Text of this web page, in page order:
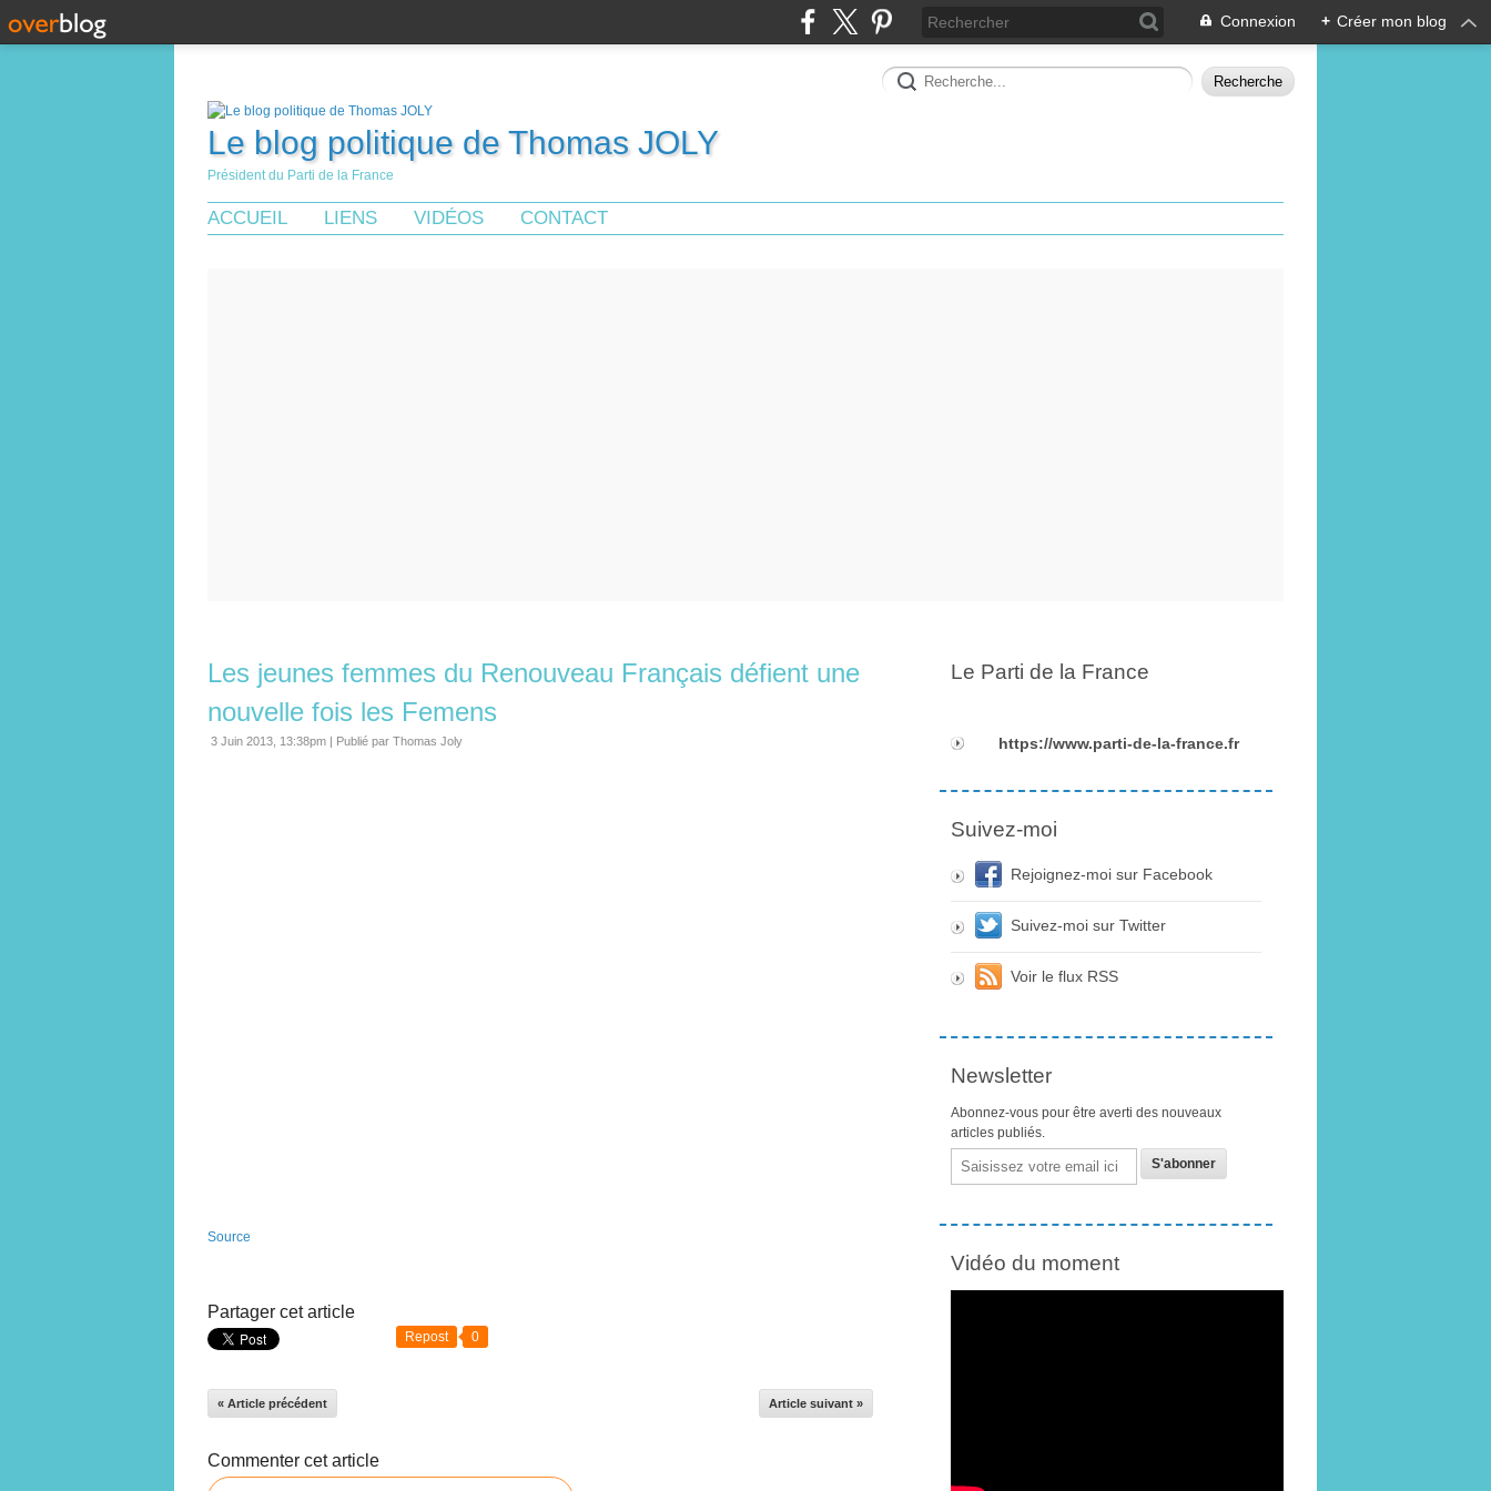
Connexion + Créer mon blog
Le blog politique de Thomas JOLY
Président du Parti de la France
ACCUEIL LIENS VIDÉOS CONTACT
Les jeunes femmes du Renouveau Français défient une
nouvelle fois les Femens
3 Juin 2013, 13:38pm | Publié par Thomas Joly
Source
Partager cet article
Repost 0
« Article précédent Article suivant »
Commenter cet article
Le Parti de la France
https://www.parti-de-la-france.fr
Suivez-moi
Rejoignez-moi sur Facebook
Suivez-moi sur Twitter
Voir le flux RSS
Newsletter
Abonnez-vous pour être averti des nouveaux
articles publiés.
Email
Vidéo du moment